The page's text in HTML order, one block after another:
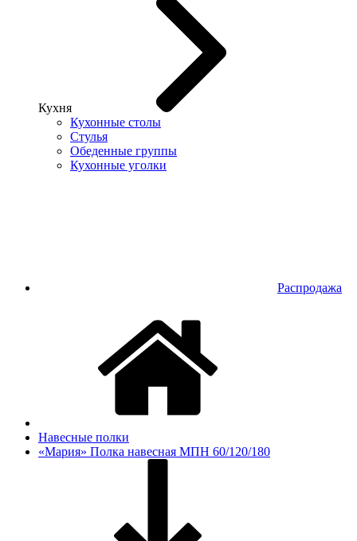
Кухня
Кухонные столы
Стулья
Обеденные группы
Кухонные уголки
Распродажа
Навесные полки
«Мария» Полка навесная МПН 60/120/180